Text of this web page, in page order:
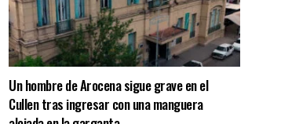
Un hombre de Arocena sigue grave en el
Cullen tras ingresar con una manguera